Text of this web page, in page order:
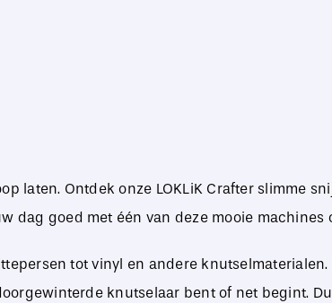
laten. Ontdek onze LOKLiK Crafter slimme
dag goed met één van deze mooie machines
tot vinyl en andere
knutselaar bent of net begint.